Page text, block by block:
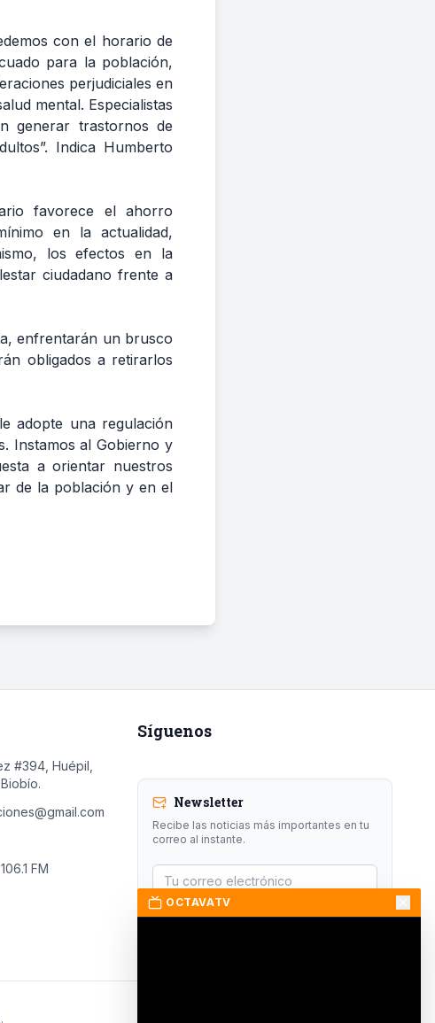
con el horario de
para la población,
perjudiciales en
mental. Especialistas
generar trastornos de
Indica Humberto
favorece el ahorro
en la actualidad,
los efectos en la
ciudadano frente a
enfrentarán un brusco
obligados a retirarlos
adopte una regulación
Instamos al Gobierno y
a orientar nuestros
de la población y en el
#394, Huépil,
FM
Síguenos
Newsletter
Recibe las noticias más importantes en tu
correo al instante.
Suscribirse
OCTAVATV